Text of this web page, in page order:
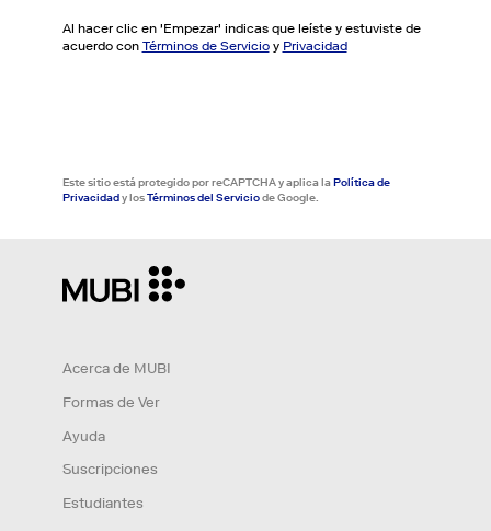
Al hacer clic en 'Empezar' indicas que leíste y estuviste de
acuerdo con Términos de Servicioy Privacidad
Este sitio está protegido por reCAPTCHA y aplica laPolítica de
Privacidady losTérminos del Serviciode Google.
Acerca de MUBI
Formas de Ver
Ayuda
Suscripciones
Estudiantes